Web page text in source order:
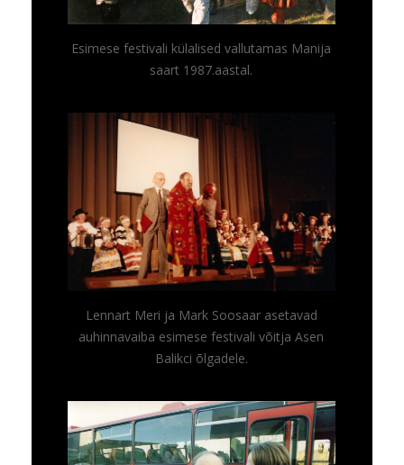
Esimese festivali külalised vallutamas Manija
saart 1987.aastal.
Lennart Meri ja Mark Soosaar asetavad
auhinnavaiba esimese festivali võitja Asen
Balikci õlgadele.